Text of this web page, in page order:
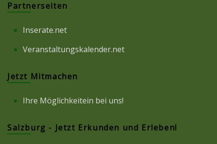
Partnerseiten
Inserate.net
Veranstaltungskalender.net
Jetzt Mitmachen
Ihre Möglichkeitein bei uns!
Salzburg - Jetzt Erkunden und Erleben!